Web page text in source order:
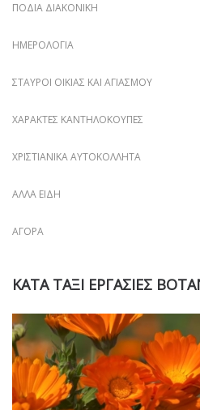
ΠΟΔΙΆ ΔΙΑΚΟΝΙΚΉ
ΗΜΕΡΟΛΌΓΙΑ
ΣΤΑΥΡΟΊ ΟΙΚΊΑΣ ΚΑΙ ΑΓΙΑΣΜΟΎ
ΧΑΡΑΚΤΈΣ ΚΑΝΤΗΛΌΚΟΥΠΕΣ
ΧΡΙΣΤΙΑΝΙΚΆ ΑΥΤΟΚΌΛΛΗΤΑ
ΑΛΛΑ ΕΙΔΗ
ΑΓΟΡΆ
ΚΑΤΑ ΤΑΞΙ ΕΡΓΑΣΙΕΣ